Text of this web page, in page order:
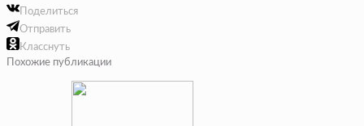
Поделиться
Отправить
Класснуть
Похожие публикации